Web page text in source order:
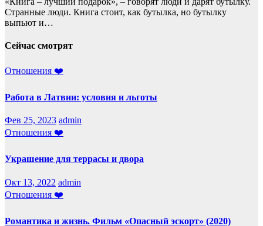
Странные люди. Книга стоит, как бутылка, но бутылку
выпьют и…
Сейчас смотрят
Отношения ❤️
Работа в Латвии: условия и льготы
Фев 25, 2023 admin
Отношения ❤️
Украшение для террасы и двора
Окт 13, 2022 admin
Отношения ❤️
Романтика и жизнь. Фильм «Опасный эскорт» (2020)